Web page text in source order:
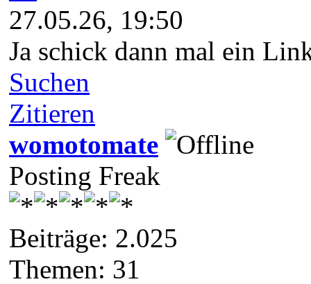
27.05.26, 19:50
Ja schick dann mal ein
Suchen
Zitieren
womotomate
Posting Freak
Beiträge: 2.025
Themen: 31